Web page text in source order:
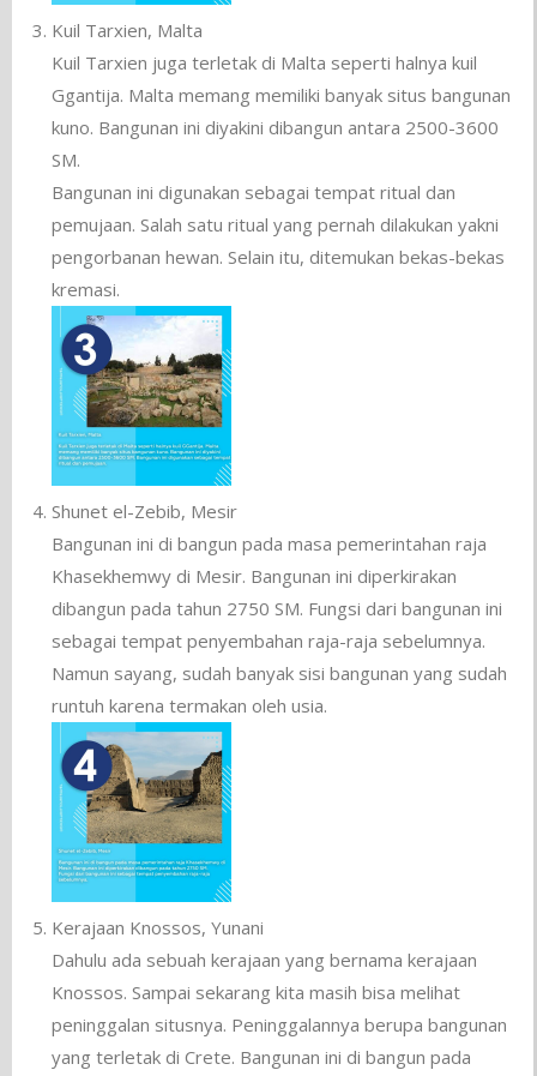
Kuil Tarxien, Malta
Kuil Tarxien juga terletak di Malta seperti halnya kuil
Ggantija. Malta memang memiliki banyak situs bangunan
kuno. Bangunan ini diyakini dibangun antara 2500-3600
SM.
Bangunan ini digunakan sebagai tempat ritual dan
pemujaan. Salah satu ritual yang pernah dilakukan yakni
pengorbanan hewan. Selain itu, ditemukan bekas-bekas
kremasi.
Shunet el-Zebib, Mesir
Bangunan ini di bangun pada masa pemerintahan raja
Khasekhemwy di Mesir. Bangunan ini diperkirakan
dibangun pada tahun 2750 SM. Fungsi dari bangunan ini
sebagai tempat penyembahan raja-raja sebelumnya.
Namun sayang, sudah banyak sisi bangunan yang sudah
runtuh karena termakan oleh usia.
Kerajaan Knossos, Yunani
Dahulu ada sebuah kerajaan yang bernama kerajaan
Knossos. Sampai sekarang kita masih bisa melihat
peninggalan situsnya. Peninggalannya berupa bangunan
yang terletak di Crete. Bangunan ini di bangun pada